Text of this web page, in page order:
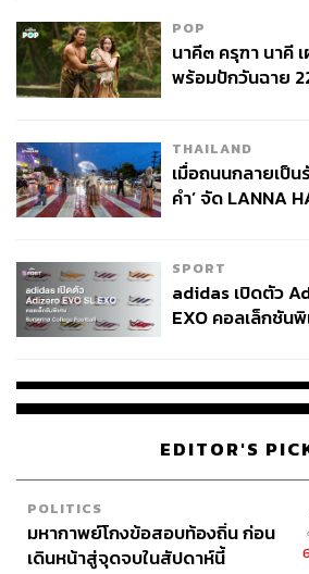
รอดพ้นจากภัยคุกคาม จะเป็นปัจจัยสำ
สามารถขับเคลื่อนในระดับแมชชีน ไม่ใ
พร้อมทั้งเพิ่มขีดความสามารถและโอก
นวัตกรรมต่างๆ
อย่างไรก็ตาม ความกังวลที่เกี่ยวกับ AI
ส่วนตัวของข้อมูล ความปลอดภัย การเ
สิทธิ์ในทรัพย์สินทางปัญญา และ Bias ต่
มุมที่สำคัญ ดังนี้
ทำให้การจัดการนโยบายด้านคว
ทำให้การป้องกันภัยคุกคามมีประ
ทำให้การคุ้มครองการใช้โมเด
ความปลอดภัย
ความเร่งด่วนในการพัฒนาความปลอด
ที่ทุกคนไม่สามารถมองข้ามได้อีกแล้ว
ที่ผลสำรวจของ Cisco ชี้ว่าความเสีย
ดอลลาร์ แต่มูลค่านี้ยังไม่รวมความเสี
POP
นาคี๓ ครุฑา นาคี
พร้อมปักวันฉาย
THAILAND
เมื่อถนนกลายเป็น
คำ’ จัด LANNA
SPORT
adidas เปิดตัว
EXO คอลเล็กชัน
EDITOR'S
POLITICS
มหากาพย์โกงข้อสอบท้องถิ่น ก่อน
เดินหน้าสู่จุดจบในสัปดาห์นี้